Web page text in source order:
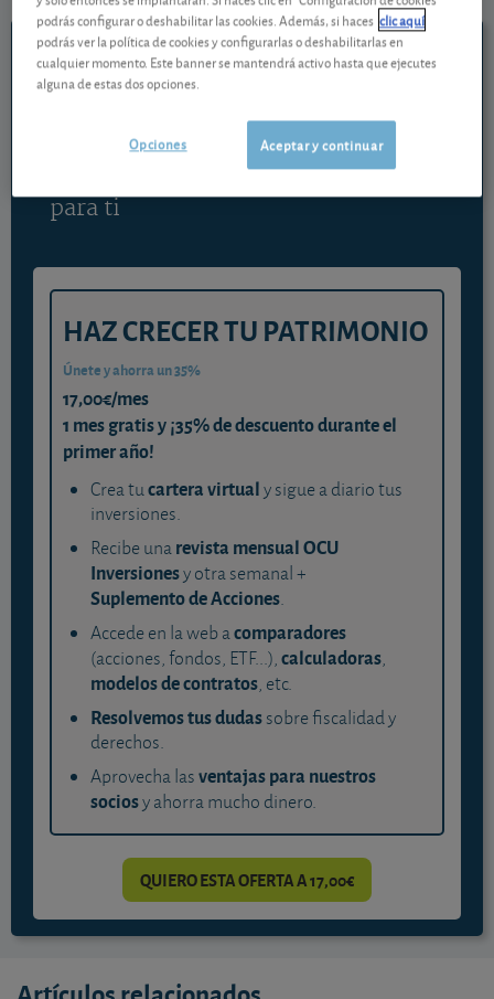
Contenido reservado a SOCIOS
Gestiona tu dinero con visión
experta
para ti
HAZ CRECER TU PATRIMONIO
Únete y ahorra un 35%
17,00€/mes
1 mes gratis y ¡35% de descuento durante el
primer año!
Crea tucartera virtualy sigue a diario tus
inversiones.
Recibe unarevista mensual OCU
Inversionesy otra semanal +
Suplemento de Acciones.
Accede en la web acomparadores
(acciones, fondos, ETF...),calculadoras,
modelos de contratos, etc.
Resolvemos tus dudassobre fiscalidad y
derechos.
Aprovecha lasventajas para nuestros
sociosy ahorra mucho dinero.
QUIERO ESTA OFERTA A 17,00€
podrás configurar o deshabilitar las cookies. Además, si haces clic aquí
podrás ver la política de cookies y configurarlas o deshabilitarlas en
cualquier momento. Este banner se mantendrá activo hasta que ejecutes
alguna de estas dos opciones.
Aceptar y continuar
Opciones